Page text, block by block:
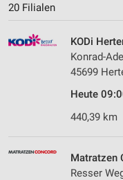
20 Filialen
KODi
Konrad-
45699
Heute
440,39 km
Matratzen
Resser